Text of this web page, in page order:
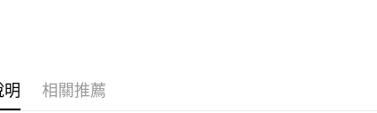
明 相關推薦